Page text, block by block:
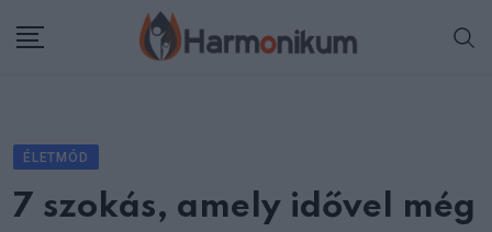
ÉLETMÓD
7 szokás, amely idővel még